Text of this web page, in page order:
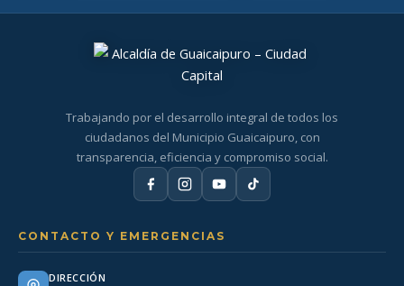
Trabajando por el desarrollo integral de todos los
ciudadanos del Municipio Guaicaipuro, con
transparencia, eficiencia y compromiso social.
CONTACTO Y EMERGENCIAS
DIRECCIÓN